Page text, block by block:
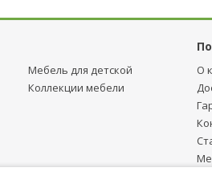
Мебель для детcкой
Коллекции мебели
О